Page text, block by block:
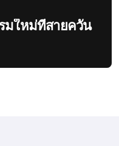
มใหม่ที่สายควัน